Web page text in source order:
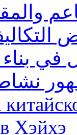
بناء
Хэйхэ